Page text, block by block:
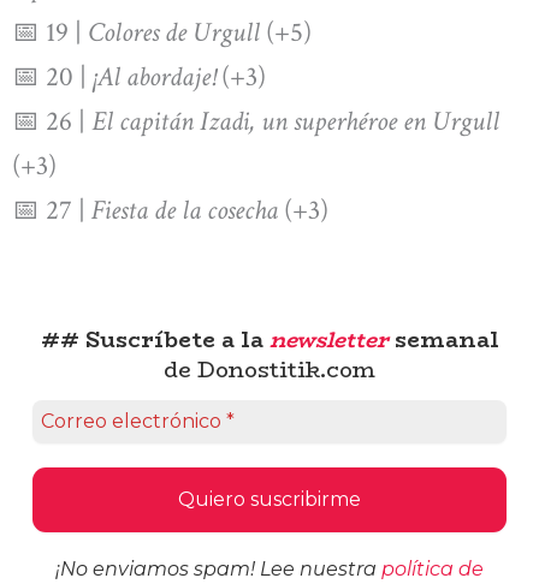
📅 19 | Colores de Urgull (+5)
📅 20 | ¡Al abordaje!(+3)
📅 26 | El capitán Izadi, un superhéroe en Urgull
(+3)
📅 27 | Fiesta de la cosecha (+3)
## Suscríbete a lanewslettersemanal
de Donostitik.com
¡No enviamos spam! Lee nuestra política de